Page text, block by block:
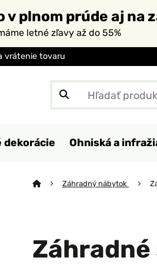
v plnom prúde aj na
letné zľavy až do 55%
vrátenie tovaru
dekorácie Ohniská a
Záhradný nábytok
Záhradné